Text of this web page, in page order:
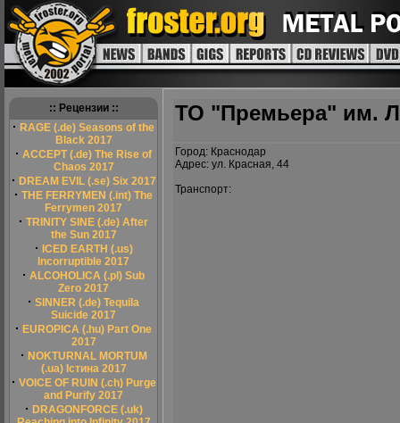
:: Рецензии ::
· RAGE (.de) Seasons of the
Black 2017
· ACCEPT (.de) The Rise of
Chaos 2017
· DREAM EVIL (.se) Six 2017
· THE FERRYMEN (.int) The
Ferrymen 2017
· TRINITY SINE (.de) After
the Sun 2017
· ICED EARTH (.us)
Incorruptible 2017
· ALCOHOLICA (.pl) Sub
Zero 2017
· SINNER (.de) Tequila
Suicide 2017
· EUROPICA (.hu) Part One
2017
· NOKTURNAL MORTUM
(.ua) Істина 2017
· VOICE OF RUIN (.ch) Purge
and Purify 2017
· DRAGONFORCE (.uk)
ТО "Премьера" им.
Город: Краснодар
Адрес: ул. Красная, 44
Транспорт: